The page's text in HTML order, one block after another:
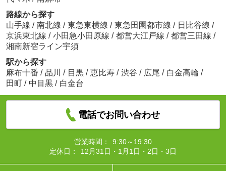
路線から探す
山手線 / 南北線 / 東急東横線 / 東急田園都市線 / 日比谷線 /
京浜東北線 / 小田急小田原線 / 都営大江戸線 / 都営三田線 /
湘南新宿ライン宇須
駅から探す
麻布十番 / 品川 / 目黒 / 恵比寿 / 渋谷 / 広尾 / 白金高輪 /
田町 / 中目黒 / 白金台
電話でお問い合わせ
営業時間：
9:30～19:30
定休日：
12月31日・1月1日・2日・3日